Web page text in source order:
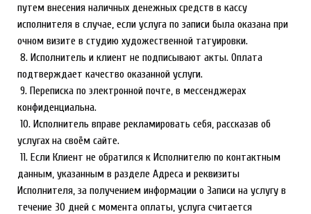
путем внесения наличных денежных средств в кассу
исполнителя в случае, если услуга по записи была оказана при
очном визите в студию художественной татуировки.
8. Исполнитель и клиент не подписывают акты. Оплата
подтверждает качество оказанной услуги.
9. Переписка по электронной почте, в мессенджерах
конфиденциальна.
10. Исполнитель вправе рекламировать себя, рассказав об
услугах на своём сайте.
11. Если Клиент не обратился к Исполнителю по контактным
данным, указанным в разделе Адреса и реквизиты
Исполнителя, за получением информации о Записи на услугу в
течение 30 дней с момента оплаты, услуга считается